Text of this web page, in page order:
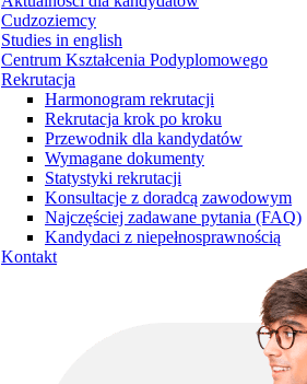
Cudzoziemcy
Studies in english
Centrum Kształcenia Podyplomowego
Rekrutacja
Harmonogram rekrutacji
Rekrutacja krok po kroku
Przewodnik dla kandydatów
Wymagane dokumenty
Statystyki rekrutacji
Konsultacje z doradcą zawodowym
Najczęściej zadawane pytania (FAQ)
Kandydaci z niepełnosprawnością
Kontakt